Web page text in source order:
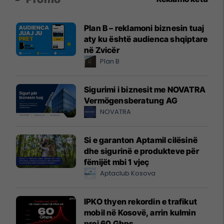
Plan B – reklamoni biznesin tuaj
aty ku është audienca shqiptare
në Zvicër
Plan B
Sigurimi i biznesit me NOVATRA
Vermögensberatung AG
NOVATRA
Si e garanton Aptamil cilësinë
dhe sigurinë e produkteve për
fëmijët mbi 1 vjeç
Aptaclub Kosova
IPKO thyen rekordin e trafikut
mobil në Kosovë, arrin kulmin